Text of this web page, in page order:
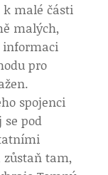
malé části
malých,
informaci
pro
spojenci
se pod
zůstaň tam,